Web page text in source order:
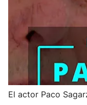
El actor Paco